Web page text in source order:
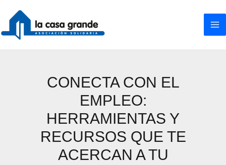
contenido
CONECTA CON EL
EMPLEO:
HERRAMIENTAS Y
RECURSOS QUE TE
ACERCAN A TU